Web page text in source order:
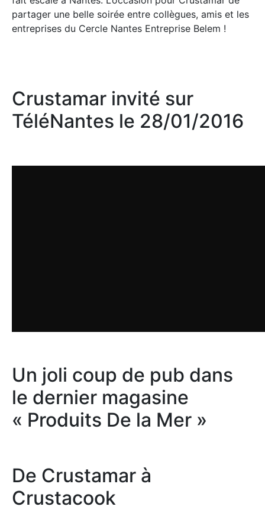
partager une belle soirée entre collègues, amis et les
entreprises du Cercle Nantes Entreprise Belem !
Crustamar invité sur
TéléNantes le 28/01/2016
Un joli coup de pub dans
le dernier magasine
« Produits De la Mer »
De Crustamar à
Crustacook